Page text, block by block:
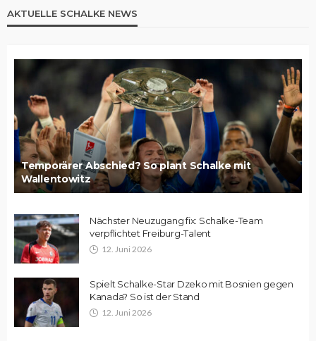
AKTUELLE SCHALKE NEWS
Temporärer Abschied? So plant Schalke mit
Wallentowitz
Nächster Neuzugang fix: Schalke-Team
verpflichtet Freiburg-Talent
12. Juni 2026
Spielt Schalke-Star Dzeko mit Bosnien gegen
Kanada? So ist der Stand
12. Juni 2026